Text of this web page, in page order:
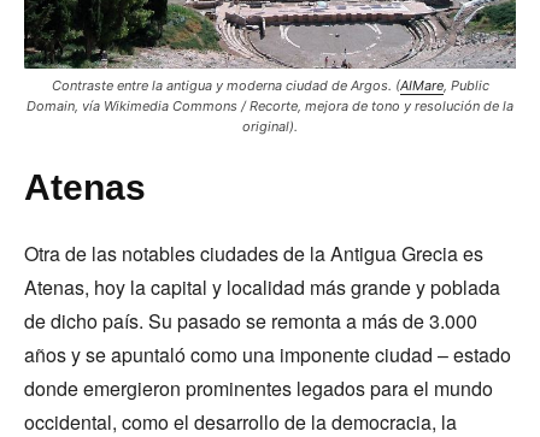
Contraste entre la antigua y moderna ciudad de Argos. (AIMare, Public
Domain, vía Wikimedia Commons / Recorte, mejora de tono y resolución de la
original).
Atenas
Otra de las notables ciudades de la Antigua Grecia es
Atenas, hoy la capital y localidad más grande y poblada
de dicho país. Su pasado se remonta a más de 3.000
años y se apuntaló como una imponente ciudad – estado
donde emergieron prominentes legados para el mundo
occidental, como el desarrollo de la democracia, la